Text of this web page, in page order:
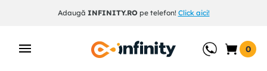
Adaugă INFINITY.ROpe telefon! Click aici!
0